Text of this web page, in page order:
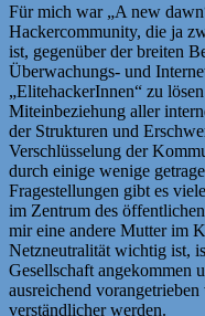
Für mich war „A new
Hackercommunity, die ja
ist, gegenüber der breiten
Überwachungs- und
„ElitehackerInnen“ zu
Miteinbeziehung aller
der Strukturen und
Verschlüsselung der
durch einige wenige
Fragestellungen gibt es
im Zentrum des
mir eine andere Mutter im
Netzneutralität wichtig ist,
Gesellschaft angekommen
ausreichend
verständlicher werden.